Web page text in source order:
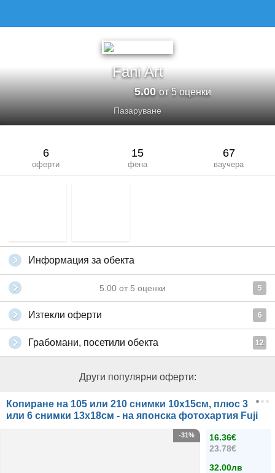
Fani Art
5.00от 5 оценки
Пазаруване
6
оферти
15
фена
67
ваучера
Информация за обекта
5.00 от 5 оценки 5
Изтекли оферти 6
Грабомани, посетили обекта 12
Други популярни оферти:
Копиране на 105 или 210 снимки 10х15см, плюс 3
или 6 снимки 13х18см - на японска фотохартия Fuji
16.36€
23.78€
32.00лв
-31%